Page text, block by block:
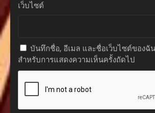
พฤศจิกายน 23, 2025
ตอนที่ 4
พฤศจิกายน 23, 2025
ตอนที่ 3
เว็บไซต์
บันทึกชื่อ, อีเมล และชื่อเว็บไซต์ของฉั
สำหรับการแสดงความเห็นครั้งถัดไป